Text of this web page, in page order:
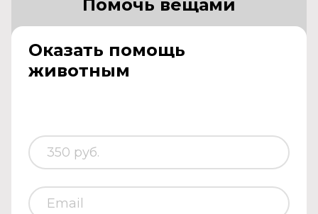
Оказать помощь
животным
Помочь вещами